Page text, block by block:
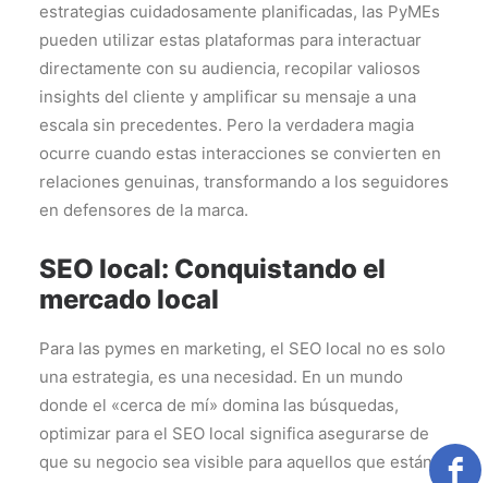
estrategias cuidadosamente planificadas, las PyMEs
pueden utilizar estas plataformas para interactuar
directamente con su audiencia, recopilar valiosos
insights del cliente y amplificar su mensaje a una
escala sin precedentes. Pero la verdadera magia
ocurre cuando estas interacciones se convierten en
relaciones genuinas, transformando a los seguidores
en defensores de la marca.
SEO local: Conquistando el
mercado local
Para las pymes en marketing, el SEO local no es solo
una estrategia, es una necesidad. En un mundo
donde el «cerca de mí» domina las búsquedas,
optimizar para el SEO local significa asegurarse de
que su negocio sea visible para aquellos que están